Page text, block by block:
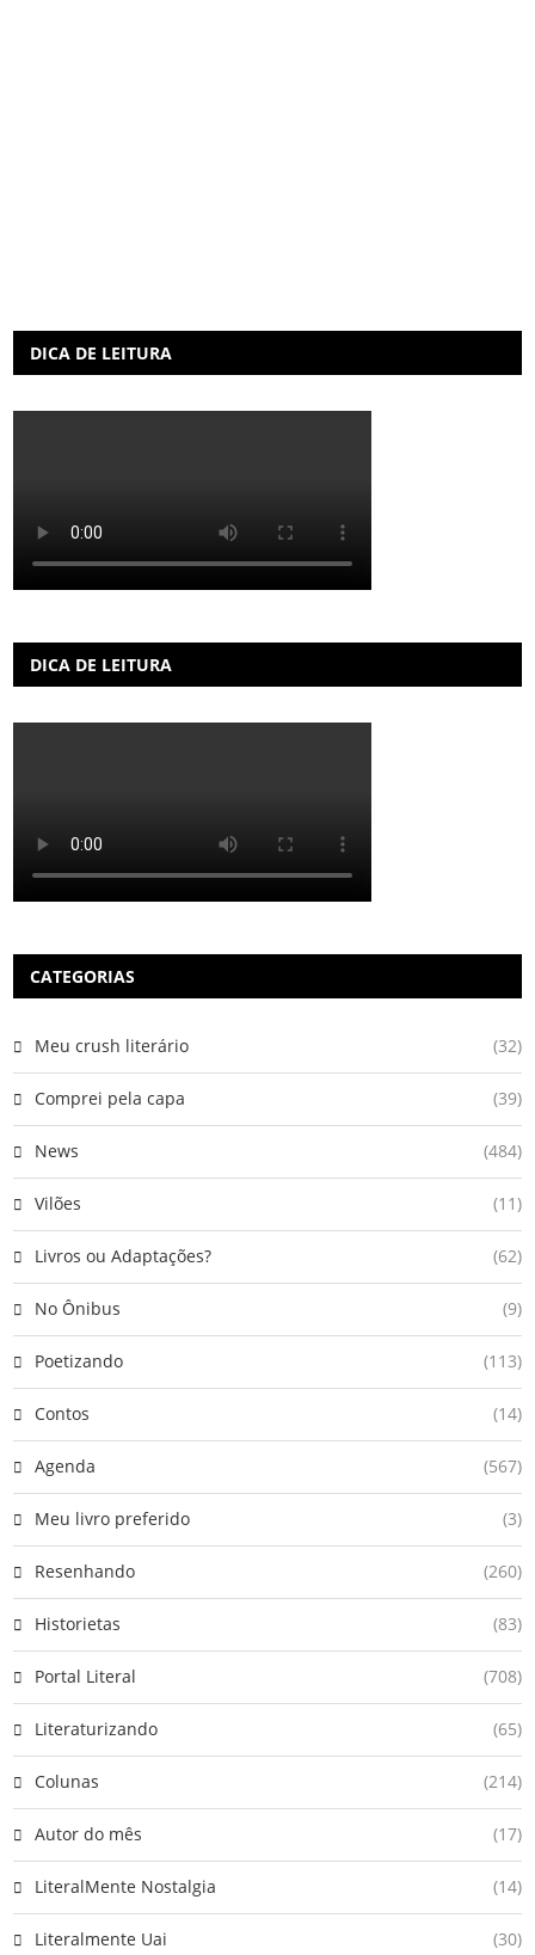
DICA DE LEITURA
DICA DE LEITURA
CATEGORIAS
Meu crush literário (32)
Comprei pela capa (39)
News (484)
Vilões (11)
Livros ou Adaptações? (62)
No Ônibus (9)
Poetizando (113)
Contos (14)
Agenda (567)
Meu livro preferido (3)
Resenhando (260)
Historietas (83)
Portal Literal (708)
Literaturizando (65)
Colunas (214)
Autor do mês (17)
LiteralMente Nostalgia (14)
Literalmente Uai (30)